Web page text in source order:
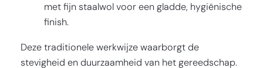
met fijn staalwol voor een gladde, hygiënische
finish.
Deze traditionele werkwijze waarborgt de
stevigheid en duurzaamheid van het gereedschap.